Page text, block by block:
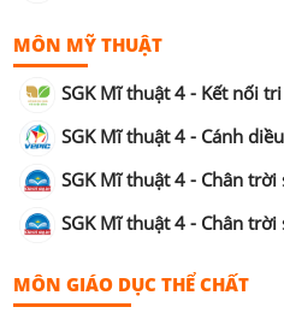
MÔN MỸ THUẬT
SGK Mĩ thuật 4 - Kết nối
SGK Mĩ thuật 4 - Cánh diều
SGK Mĩ thuật 4 - Chân trời
SGK Mĩ thuật 4 - Chân trời
MÔN GIÁO DỤC THỂ CHẤT